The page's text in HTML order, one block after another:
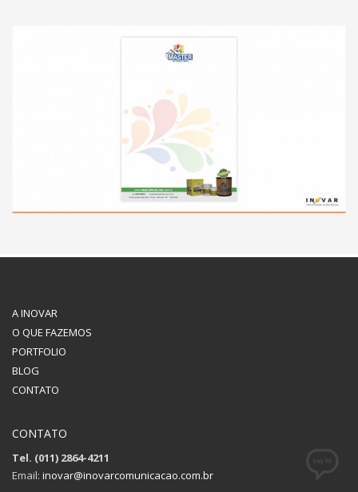
A INOVAR
O QUE FAZEMOS
PORTFOLIO
BLOG
CONTATO
CONTATO
Tel. (011) 2864-4211
Email: inovar@inovarcomunicacao.com.br